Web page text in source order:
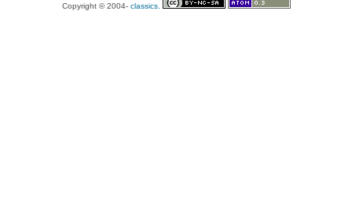
Copyright © 2004- classics.